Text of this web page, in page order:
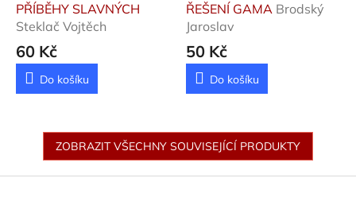
PŘÍBĚHY SLAVNÝCH
Steklač Vojtěch
60 Kč
Do košíku
ŘEŠENÍ GAMA Brodský
Jaroslav
50 Kč
Do košíku
ZOBRAZIT VŠECHNY SOUVISEJÍCÍ PRODUKTY